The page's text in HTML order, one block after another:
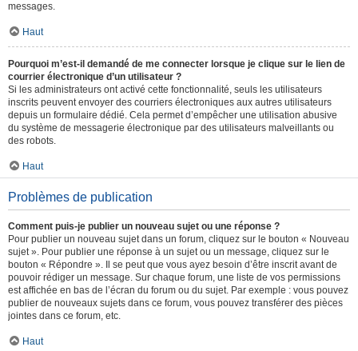
messages.
Haut
Pourquoi m’est-il demandé de me connecter lorsque je clique sur le lien de
courrier électronique d’un utilisateur ?
Si les administrateurs ont activé cette fonctionnalité, seuls les utilisateurs
inscrits peuvent envoyer des courriers électroniques aux autres utilisateurs
depuis un formulaire dédié. Cela permet d’empêcher une utilisation abusive
du système de messagerie électronique par des utilisateurs malveillants ou
des robots.
Haut
Problèmes de publication
Comment puis-je publier un nouveau sujet ou une réponse ?
Pour publier un nouveau sujet dans un forum, cliquez sur le bouton « Nouveau
sujet ». Pour publier une réponse à un sujet ou un message, cliquez sur le
bouton « Répondre ». Il se peut que vous ayez besoin d’être inscrit avant de
pouvoir rédiger un message. Sur chaque forum, une liste de vos permissions
est affichée en bas de l’écran du forum ou du sujet. Par exemple : vous pouvez
publier de nouveaux sujets dans ce forum, vous pouvez transférer des pièces
jointes dans ce forum, etc.
Haut